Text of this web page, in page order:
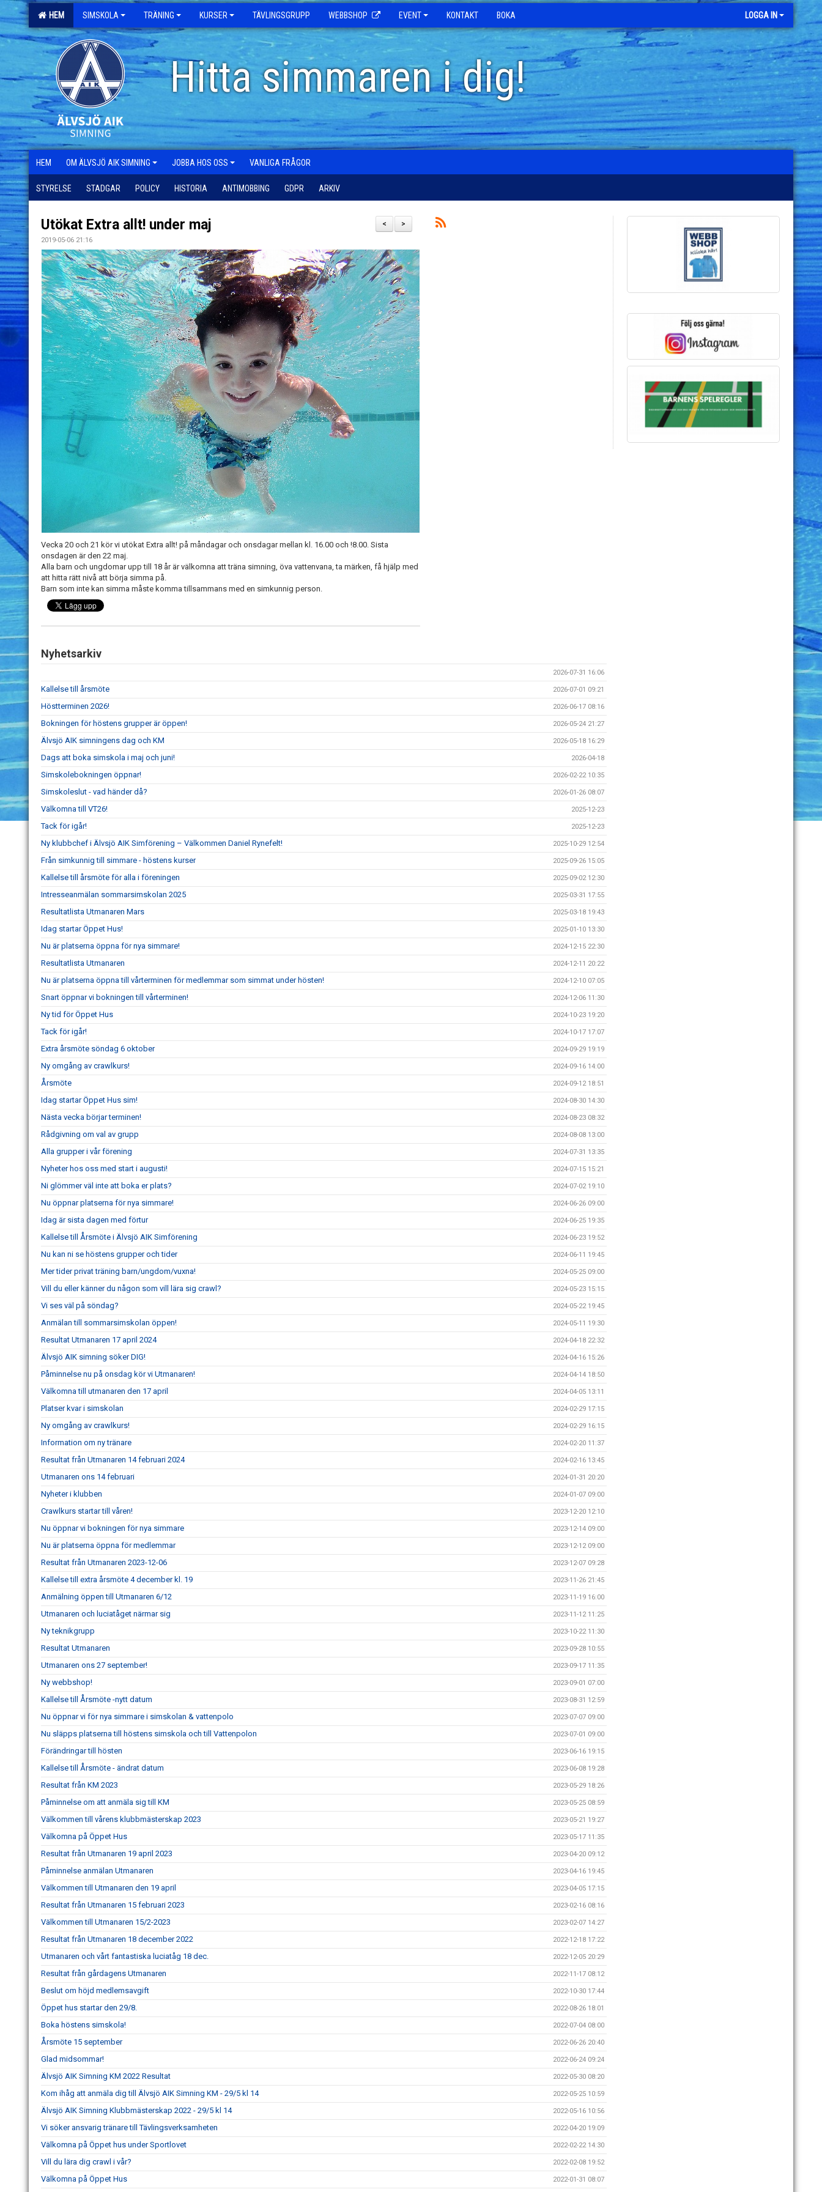
HEM SIMSKOLA TRÄNING KURSER TÄVLINGSGRUPP WEBBSHOP EVENT KONTAKT BOKA LOGGA IN
Hitta simmaren i dig!
HEM OM ÄLVSJÖ AIK SIMNING JOBBA HOS OSS VANLIGA FRÅGOR
STYRELSE STADGAR POLICY HISTORIA ANTIMOBBING GDPR ARKIV
>
<
Utökat Extra allt! under maj
2019-05-06 21:16
Vecka 20 och 21 kör vi utökat Extra allt! på måndagar och onsdagar mellan kl. 16.00 och !8.00. Sista
onsdagen är den 22 maj.
Alla barn och ungdomar upp till 18 år är välkomna att träna simning, öva vattenvana, ta märken, få hjälp med
att hitta rätt nivå att börja simma på.
Barn som inte kan simma måste komma tillsammans med en simkunnig person.
Nyhetsarkiv
2026-07-31 16:06
Kallelse till årsmöte 2026-07-01 09:21
Höstterminen 2026! 2026-06-17 08:16
Bokningen för höstens grupper är öppen! 2026-05-24 21:27
Älvsjö AIK simningens dag och KM 2026-05-18 16:29
Dags att boka simskola i maj och juni! 2026-04-18
Simskolebokningen öppnar! 2026-02-22 10:35
Simskoleslut - vad händer då? 2026-01-26 08:07
Välkomna till VT26! 2025-12-23
Tack för igår! 2025-12-23
Ny klubbchef i Älvsjö AIK Simförening – Välkommen Daniel Rynefelt! 2025-10-29 12:54
Från simkunnig till simmare - höstens kurser 2025-09-26 15:05
Kallelse till årsmöte för alla i föreningen 2025-09-02 12:30
Intresseanmälan sommarsimskolan 2025 2025-03-31 17:55
Resultatlista Utmanaren Mars 2025-03-18 19:43
Idag startar Öppet Hus! 2025-01-10 13:30
Nu är platserna öppna för nya simmare! 2024-12-15 22:30
Resultatlista Utmanaren 2024-12-11 20:22
Nu är platserna öppna till vårterminen för medlemmar som simmat under hösten! 2024-12-10 07:05
Snart öppnar vi bokningen till vårterminen! 2024-12-06 11:30
Ny tid för Öppet Hus 2024-10-23 19:20
Tack för igår! 2024-10-17 17:07
Extra årsmöte söndag 6 oktober 2024-09-29 19:19
Ny omgång av crawlkurs! 2024-09-16 14:00
Årsmöte 2024-09-12 18:51
Idag startar Öppet Hus sim! 2024-08-30 14:30
Nästa vecka börjar terminen! 2024-08-23 08:32
Rådgivning om val av grupp 2024-08-08 13:00
Alla grupper i vår förening 2024-07-31 13:35
Nyheter hos oss med start i augusti! 2024-07-15 15:21
Ni glömmer väl inte att boka er plats? 2024-07-02 19:10
Nu öppnar platserna för nya simmare! 2024-06-26 09:00
Idag är sista dagen med förtur 2024-06-25 19:35
Kallelse till Årsmöte i Älvsjö AIK Simförening 2024-06-23 19:52
Nu kan ni se höstens grupper och tider 2024-06-11 19:45
Mer tider privat träning barn/ungdom/vuxna! 2024-05-25 09:00
Vill du eller känner du någon som vill lära sig crawl? 2024-05-23 15:15
Vi ses väl på söndag? 2024-05-22 19:45
Anmälan till sommarsimskolan öppen! 2024-05-11 19:30
Resultat Utmanaren 17 april 2024 2024-04-18 22:32
Älvsjö AIK simning söker DIG! 2024-04-16 15:26
Påminnelse nu på onsdag kör vi Utmanaren! 2024-04-14 18:50
Välkomna till utmanaren den 17 april 2024-04-05 13:11
Platser kvar i simskolan 2024-02-29 17:15
Ny omgång av crawlkurs! 2024-02-29 16:15
Information om ny tränare 2024-02-20 11:37
Resultat från Utmanaren 14 februari 2024 2024-02-16 13:45
Utmanaren ons 14 februari 2024-01-31 20:20
Nyheter i klubben 2024-01-07 09:00
Crawlkurs startar till våren! 2023-12-20 12:10
Nu öppnar vi bokningen för nya simmare 2023-12-14 09:00
Nu är platserna öppna för medlemmar 2023-12-12 09:00
Resultat från Utmanaren 2023-12-06 2023-12-07 09:28
Kallelse till extra årsmöte 4 december kl. 19 2023-11-26 21:45
Anmälning öppen till Utmanaren 6/12 2023-11-19 16:00
Utmanaren och luciatåget närmar sig 2023-11-12 11:25
Ny teknikgrupp 2023-10-22 11:30
Resultat Utmanaren 2023-09-28 10:55
Utmanaren ons 27 september! 2023-09-17 11:35
Ny webbshop! 2023-09-01 07:00
Kallelse till Årsmöte -nytt datum 2023-08-31 12:59
Nu öppnar vi för nya simmare i simskolan & vattenpolo 2023-07-07 09:00
Nu släpps platserna till höstens simskola och till Vattenpolon 2023-07-01 09:00
Förändringar till hösten 2023-06-16 19:15
Kallelse till Årsmöte - ändrat datum 2023-06-08 19:28
Resultat från KM 2023 2023-05-29 18:26
Påminnelse om att anmäla sig till KM 2023-05-25 08:59
Välkommen till vårens klubbmästerskap 2023 2023-05-21 19:27
Välkomna på Öppet Hus 2023-05-17 11:35
Resultat från Utmanaren 19 april 2023 2023-04-20 09:12
Påminnelse anmälan Utmanaren 2023-04-16 19:45
Välkommen till Utmanaren den 19 april 2023-04-05 17:15
Resultat från Utmanaren 15 februari 2023 2023-02-16 08:16
Välkommen till Utmanaren 15/2-2023 2023-02-07 14:27
Resultat från Utmanaren 18 december 2022 2022-12-18 17:22
Utmanaren och vårt fantastiska luciatåg 18 dec. 2022-12-05 20:29
Resultat från gårdagens Utmanaren 2022-11-17 08:12
Beslut om höjd medlemsavgift 2022-10-30 17:44
Öppet hus startar den 29/8. 2022-08-26 18:01
Boka höstens simskola! 2022-07-04 08:00
Årsmöte 15 september 2022-06-26 20:40
Glad midsommar! 2022-06-24 09:24
Älvsjö AIK Simning KM 2022 Resultat 2022-05-30 08:20
Kom ihåg att anmäla dig till Älvsjö AIK Simning KM - 29/5 kl 14 2022-05-25 10:59
Älvsjö AIK Simning Klubbmästerskap 2022 - 29/5 kl 14 2022-05-16 10:56
Vi söker ansvarig tränare till Tävlingsverksamheten 2022-04-20 19:09
Välkomna på Öppet hus under Sportlovet 2022-02-22 14:30
Vill du lära dig crawl i vår? 2022-02-08 19:52
Välkomna på Öppet Hus 2022-01-31 08:07